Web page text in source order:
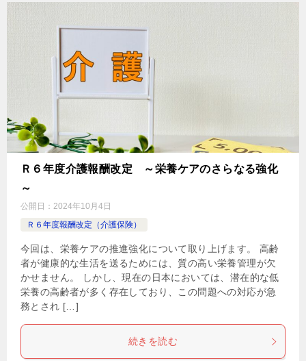
Ｒ６年度介護報酬改定 ～栄養ケアのさらなる強化
～
公開日： 2024年10月4日
Ｒ６年度報酬改定（介護保険）
今回は、栄養ケアの推進強化について取り上げます。 高齢
者が健康的な生活を送るためには、質の高い栄養管理が欠
かせません。 しかし、現在の日本においては、潜在的な低
栄養の高齢者が多く存在しており、この問題への対応が急
務とされ […]
続きを読む